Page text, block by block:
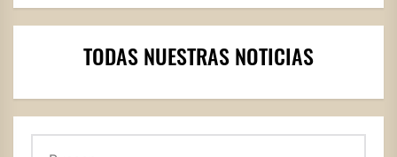
TODAS NUESTRAS NOTICIAS